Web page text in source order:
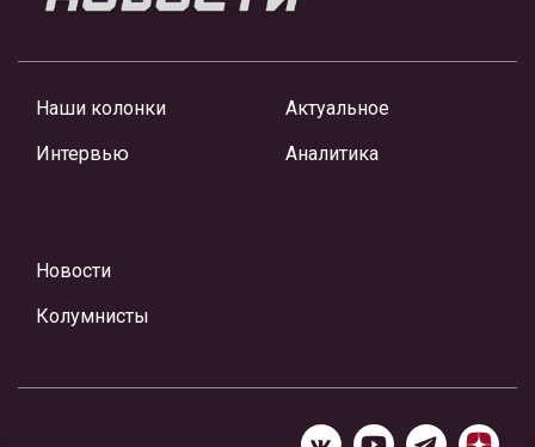
Наши колонки
Интервью
Актуальное
Аналитика
Новости
Колумнисты